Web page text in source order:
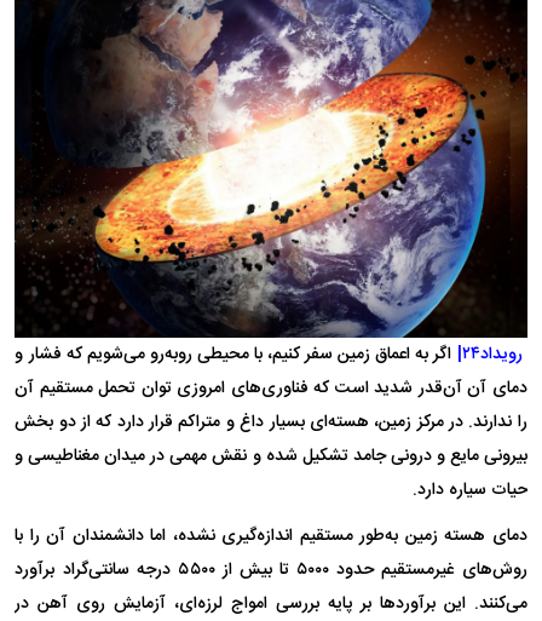
رویداد۲۴|
اگر به اعماق زمین سفر کنیم، با محیطی روبه‌رو می‌شویم که فشار و
دمای آن آن‌قدر شدید است که فناوری‌های امروزی توان تحمل مستقیم آن
را ندارند. در مرکز زمین، هسته‌ای بسیار داغ و متراکم قرار دارد که از دو بخش
بیرونی مایع و درونی جامد تشکیل شده و نقش مهمی در میدان مغناطیسی و
حیات سیاره دارد.
دمای هسته زمین به‌طور مستقیم اندازه‌گیری نشده، اما دانشمندان آن را با
روش‌های غیرمستقیم حدود ۵۰۰۰ تا بیش از ۵۵۰۰ درجه سانتی‌گراد برآورد
می‌کنند. این برآوردها بر پایه بررسی امواج لرزه‌ای، آزمایش روی آهن در